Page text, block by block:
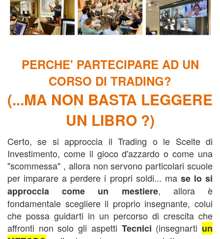
PERCHE' PARTECIPARE AD UN
CORSO DI TRADING?
(...MA NON BASTA LEGGERE
UN LIBRO ?)
Certo, se si approccia il Trading o le Scelte di
Investimento, come il gioco d'azzardo o come una
"scommessa" , allora non servono particolari scuole
per imparare a perdere i propri soldi... ma se lo si
approccia come un mestiere, allora è
fondamentale scegliere il proprio insegnante, colui
che possa guidarti in un percorso di crescita che
affronti non solo gli aspetti Tecnici (insegnarti un